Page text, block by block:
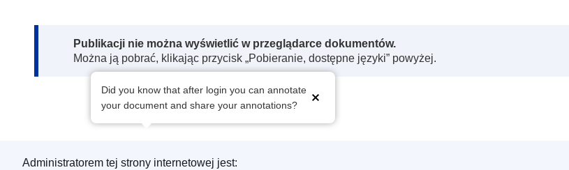
Note:
Publikacji nie można wyświetlić w przeglądarce dokumentów.
Można ją pobrać, klikając przycisk „Pobieranie, dostępne języki” powyżej.
Did you know that after login you can annotate
your document and share your annotations?
Administratorem tej strony internetowej jest: